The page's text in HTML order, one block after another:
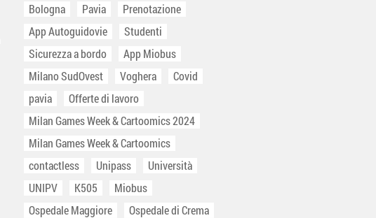
Bologna
Pavia
Prenotazione
App Autoguidovie
Studenti
Sicurezza a bordo
App Miobus
Milano SudOvest
Voghera
Covid
pavia
Offerte di lavoro
Milan Games Week & Cartoomics 2024
Milan Games Week & Cartoomics
contactless
Unipass
Università
UNIPV
K505
Miobus
Ospedale Maggiore
Ospedale di Crema